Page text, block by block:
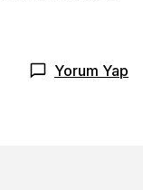
Yorum Yap